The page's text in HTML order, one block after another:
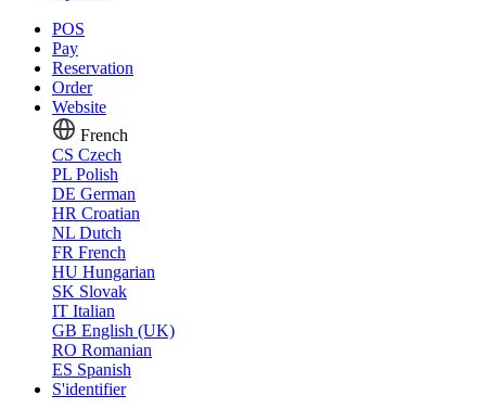
POS
Pay
Reservation
Order
Website
French
CS Czech
PL Polish
DE German
HR Croatian
NL Dutch
FR French
HU Hungarian
SK Slovak
IT Italian
GB English (UK)
RO Romanian
ES Spanish
S'identifier